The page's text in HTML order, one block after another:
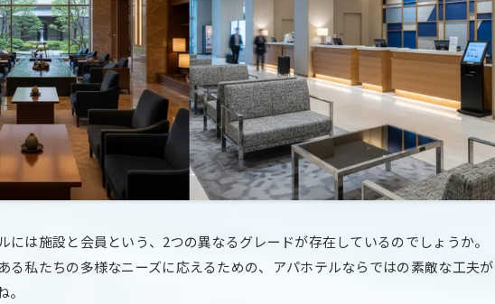
には施設と会員という、2つの異なるグレードが存在しているのでしょうか。
る私たちの多様なニーズに応えるための、アパホテルならではの素敵な工夫が